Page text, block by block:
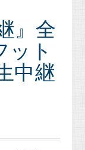
』全
ット
中継